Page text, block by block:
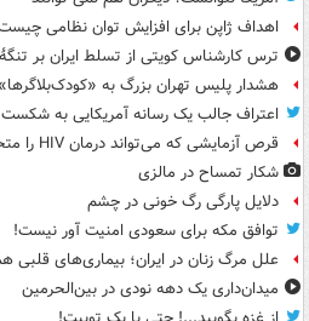
اهداف ژاپن برای افزایش توان نظامی
ترس کارشناس کویتی از تسلط ایران بر
هشدار پلیس تهران بزرگ به «کودک‌بلاگرها»
اعتراف جالب یک رسانه آمریکایی به شکست
قرص آزمایشی که می‌تواند درمان HIV را متحول کند
شکار تمساح در مالزی
دلایل پارگی رگ خونی در چشم
توافق مکه برای سعودی امنیت آور نیست!
علل مرگ زنان در ایران؛ بیماری‌های قلبی
میدان‌داری یک دهه نودی در بین‌الحرمین